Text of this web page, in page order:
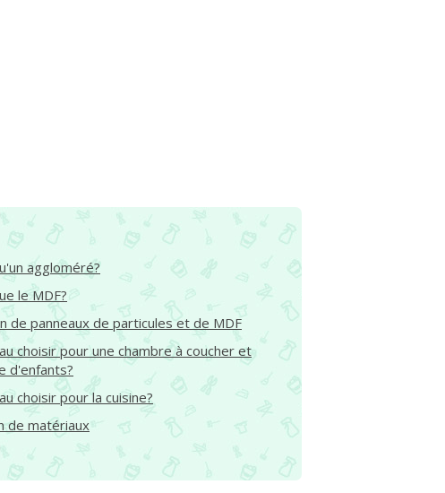
aggloméré?
le MDF?
de panneaux de particules et de MDF
choisir pour une chambre à coucher et
d'enfants?
choisir pour la cuisine?
de matériaux